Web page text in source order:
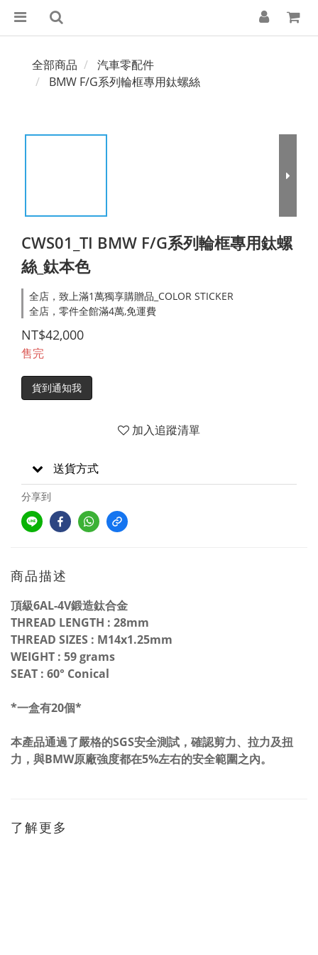
全部商品
汽車零配件
BMW F/G系列輪框專用鈦螺絲
CWS01_TI BMW F/G系列輪框專用鈦螺
絲_鈦本色
全店，致上滿1萬獨享購贈品_COLOR STICKER
全店，零件全館滿4萬,免運費
NT$42,000
售完
貨到通知我
加入追蹤清單
送貨方式
分享到
商品描述
頂級6AL-4V鍛造鈦合金
THREAD LENGTH : 28mm
THREAD SIZES : M14x1.25mm
WEIGHT : 59 grams
SEAT : 60° Conical
*一盒有20個*
本產品通過了嚴格的SGS安全測試，確認剪力、拉力及扭
力，與BMW原廠強度都在5%左右的安全範圍之內。
了解更多